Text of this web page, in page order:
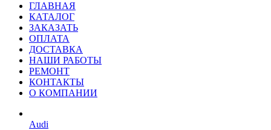
ГЛАВНАЯ
КАТАЛОГ
ЗАКАЗАТЬ
ОПЛАТА
ДОСТАВКА
НАШИ РАБОТЫ
РЕМОНТ
КОНТАКТЫ
О КОМПАНИИ
Audi